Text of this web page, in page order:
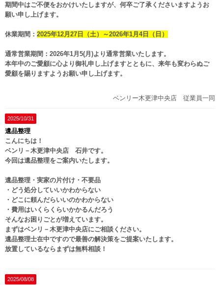
期間中はご不便をおかけいたしますが、何卒ご了承くださいますようお
願い申し上げます。
休業期間： 2025年12月27日（土）～2026年1月4日（日）
通常営業期間：2026年1月5(月)より通常営業いたします。
本年中のご愛顧に心より御礼申し上げますとともに、来年も変わらぬご
愛顧を賜りますようお願い申し上げます。
ベンリー木更津中央店 従業員一同
2025/10/31
遺品整理
こんにちは！
ベンリ－木更津中央店 石井です。
今回は遺品整理をご案内いたします。
遺品整理・実家の片付け・不要品
・どう処分していいかわからない
・どこに頼んだらいいのかわからない
・費用はいくらくらいかかるんだろう
そんなお困りごとが増えています。
まずはベンリ－木更津中央店にご相談ください。
遺品整理士在中ですので最善の解決策をご提案いたします。
放置しているならまずは無料相談！
2025/08/08